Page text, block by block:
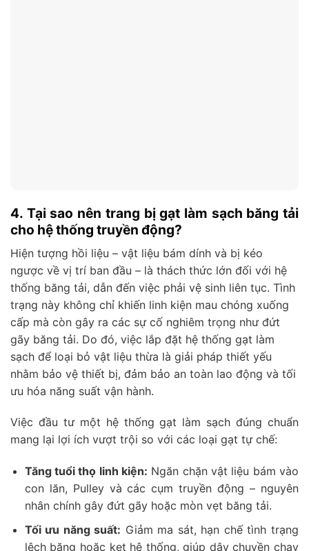
4. Tại sao nên trang bị gạt làm sạch băng tải
cho hệ thống truyền động?
Hiện tượng hồi liệu – vật liệu bám dính và bị kéo
ngược về vị trí ban đầu – là thách thức lớn đối với hệ
thống băng tải, dẫn đến việc phải vệ sinh liên tục. Tình
trạng này không chỉ khiến linh kiện mau chóng xuống
cấp mà còn gây ra các sự cố nghiêm trọng như đứt
gãy băng tải. Do đó, việc lắp đặt hệ thống gạt làm
sạch để loại bỏ vật liệu thừa là giải pháp thiết yếu
nhằm bảo vệ thiết bị, đảm bảo an toàn lao động và tối
ưu hóa năng suất vận hành.
Việc đầu tư một hệ thống gạt làm sạch đúng chuẩn
mang lại lợi ích vượt trội so với các loại gạt tự chế:
Tăng tuổi thọ linh kiện: Ngăn chặn vật liệu bám vào
con lăn, Pulley và các cụm truyền động – nguyên
nhân chính gây đứt gãy hoặc mòn vẹt băng tải.
Tối ưu năng suất: Giảm ma sát, hạn chế tình trạng
lệch băng hoặc kẹt hệ thống, giúp dây chuyền chạy